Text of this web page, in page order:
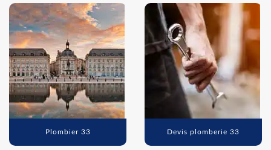
Plombier 33 Devis plomberie 33